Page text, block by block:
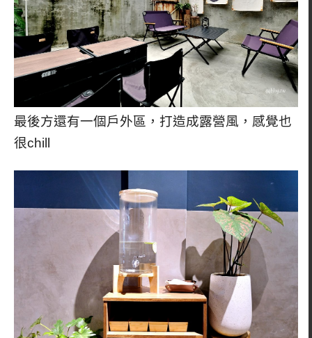
最後方還有一個戶外區，打造成露營風，感覺也
很chill